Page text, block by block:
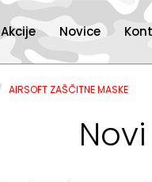
Akcije Novice
AIRSOFT ZAŠČITNE MASKE